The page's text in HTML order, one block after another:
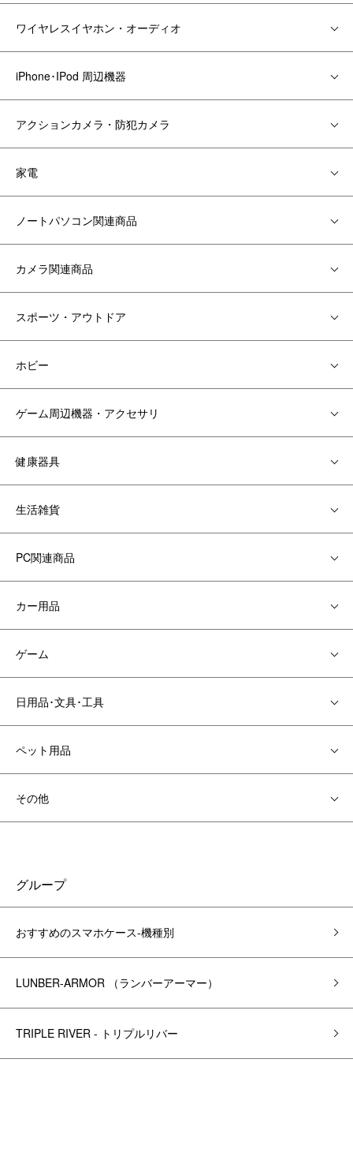
ワイヤレスイヤホン・オーディオ
iPhone･IPod 周辺機器
アクションカメラ・防犯カメラ
家電
ノートパソコン関連商品
カメラ関連商品
スポーツ・アウトドア
ホビー
ゲーム周辺機器・アクセサリ
健康器具
生活雑貨
PC関連商品
カー用品
ゲーム
日用品･文具･工具
ペット用品
その他
グループ
おすすめのスマホケース-機種別
LUNBER-ARMOR （ランバーアーマー）
TRIPLE RIVER - トリプルリバー